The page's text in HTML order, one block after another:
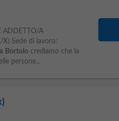
ADDETTO/A
X) Sede di lavoro:
Bortolocrediamo che la
persone...